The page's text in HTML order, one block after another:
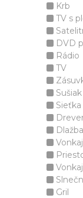
Krb
TV s
DVD
Rádio
TV
Gril